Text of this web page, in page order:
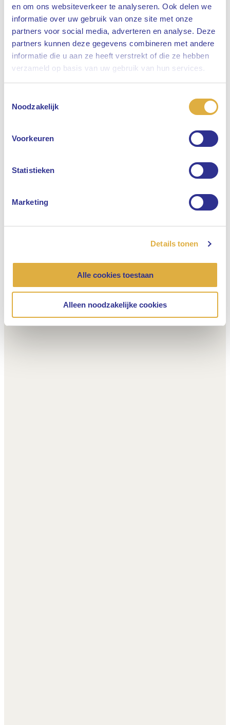
en om ons websiteverkeer te analyseren. Ook delen we
informatie over uw gebruik van onze site met onze
partners voor social media, adverteren en analyse. Deze
partners kunnen deze gegevens combineren met andere
informatie die u aan ze heeft verstrekt of die ze hebben
verzameld op basis van uw gebruik van hun services.
Noodzakelijk
Voorkeuren
Statistieken
Marketing
Details tonen
Alle cookies toestaan
Alleen noodzakelijke cookies
Sluiten